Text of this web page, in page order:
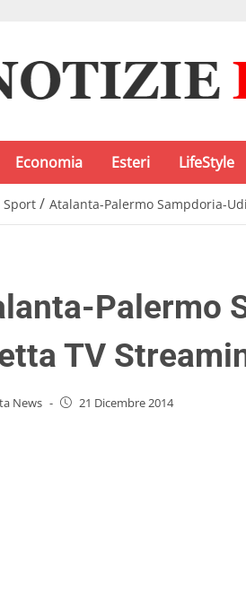
Economia Esteri LifeStyle
Sport / Atalanta-Palermo Sampdoria-
Palermo
TV
News - 21 Dicembre 2014